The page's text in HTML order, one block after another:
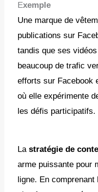
Exemple
Une marque de
publications sur
tandis que ses
beaucoup de trafic
efforts sur Facebook
où elle expérimente
les défis participatifs.
Lastratégie de
arme puissante pour
ligne. En